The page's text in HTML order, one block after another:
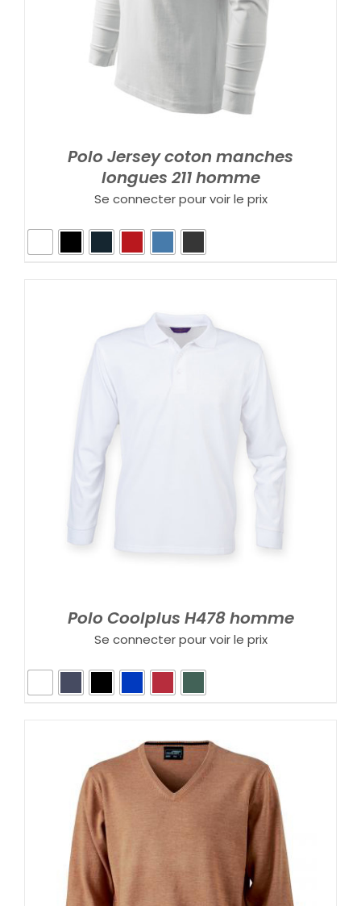
Polo Jersey coton manches
longues 211 homme
Se connecter pour voir le prix
Polo Coolplus H478 homme
Se connecter pour voir le prix